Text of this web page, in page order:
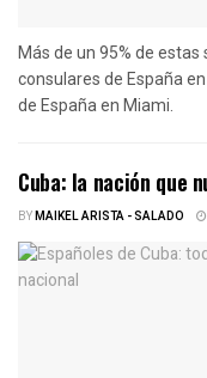
Más de un 95% de
consulares de España
de España en Miami.
Cuba: la nación que
BYMAIKEL ARISTA - SALADO